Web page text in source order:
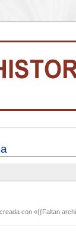
con «{{Faltan